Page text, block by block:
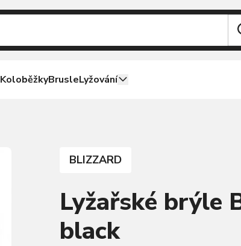
KoloběžkyBrusleLyžování
BLIZZARD
Lyžařské brýle
black